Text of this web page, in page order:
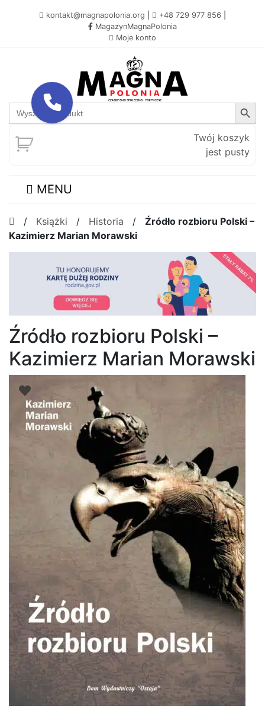
kontakt@magnapolonia.org +48 729 977 856
MagazynMagnaPolonia
Moje konto
Search
for:
Search Button
Twój koszyk
jest pusty
MENU
/ Książki / Historia / Źródło rozbioru Polski –
Kazimierz Marian Morawski
Źródło rozbioru Polski –
Kazimierz Marian Morawski